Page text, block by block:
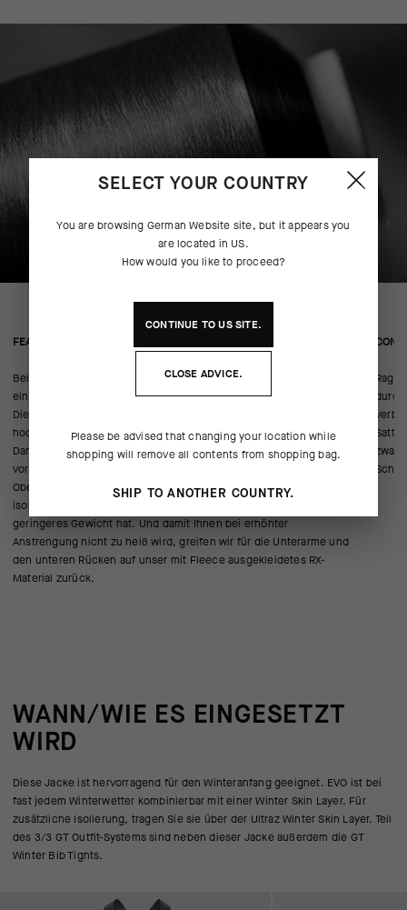
FEATURED FABRICS
Beim Design der Vorderpartie haben wir NEOS Medium verwendet,
ein dreilagiges Softshell-Material mit gebondeter PU-Membran.
Dieses flexible, aus hauseigener Entwicklung stammende Textil ist
hochatmungsaktiv, wasserfest, isolierend und 100 % winddicht.
Dank all dieser Eigenschaften bleibt Ihre Körpermitte vollständig
vor eisiger Winterluft, Spritzwasser und Regen geschützt. An den
Oberarmen wurde NEOS Light verarbeitet, das etwas weniger
isoliert, dafür aber die Atmungsaktivität verbessert und ein
geringeres Gewicht hat. Und damit Ihnen bei erhöhter
Anstrengung nicht zu heiß wird, greifen wir für die Unterarme und
den unteren Rücken auf unser mit Fleece ausgekleidetes RX-
Material zurück.
zwar
WANN/WIE ES EINGESETZT
WIRD
Diese Jacke ist hervorragend für den Winteranfang geeignet. EVO ist bei
fast jedem Winterwetter kombinierbar mit einer Winter Skin Layer. Für
zusätzliche Isolierung, tragen Sie sie über der Ultraz Winter Skin Layer. Teil
des 3/3 GT Outfit-Systems sind neben dieser Jacke außerdem die GT
Winter Bib Tights.
SELECT YOUR COUNTRY
You are browsing German Website site, but it appears you
are located in US.
How would you like to proceed?
CONTINUE TOUSSITE.
CLOSE ADVICE.
Please be advised that changing your location while
shopping will remove all contents from shopping bag.
SHIP TO ANOTHER COUNTRY.